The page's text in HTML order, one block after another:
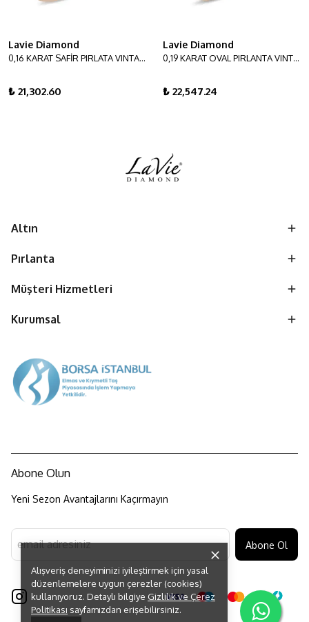
Alışveriş deneyiminizi iyileştirmek için yasal
düzenlemelere uygun çerezler (cookies)
kullanıyoruz. Detaylı bilgiye Gizlilik ve Çerez
Politikası sayfamızdan erişebilirsiniz.
Lavie Diamond
0,16 KARAT SAFİR PIRLATA VINTAGE YÜZÜK
₺ 21,302.60
Lavie Diamond
0,19 KARAT OVAL PIRLANTA VINTAGE YÜZÜK
₺ 22,547.24
Altın
Pırlanta
Müşteri Hizmetleri
Kurumsal
Abone Olun
Yeni Sezon Avantajlarını Kaçırmayın
Abone Ol